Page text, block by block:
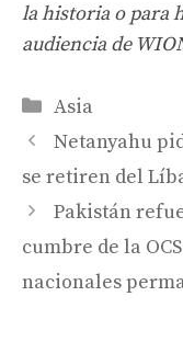
la historia o para
audiencia de
Categories
Asia
Netanyahu
se retiren del
Pakistán
cumbre de la
nacionales